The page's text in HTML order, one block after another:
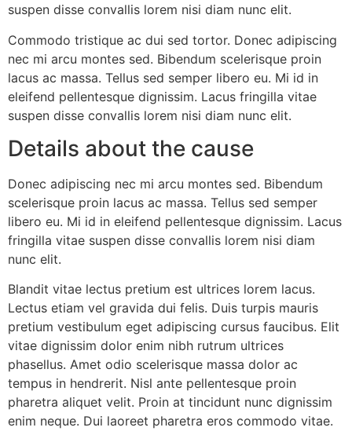
suspen disse convallis lorem nisi diam nunc elit.
Commodo tristique ac dui sed tortor. Donec adipiscing
nec mi arcu montes sed. Bibendum scelerisque proin
lacus ac massa. Tellus sed semper libero eu. Mi id in
eleifend pellentesque dignissim. Lacus fringilla vitae
suspen disse convallis lorem nisi diam nunc elit.
Details about the cause
Donec adipiscing nec mi arcu montes sed. Bibendum
scelerisque proin lacus ac massa. Tellus sed semper
libero eu. Mi id in eleifend pellentesque dignissim. Lacus
fringilla vitae suspen disse convallis lorem nisi diam
nunc elit.
Blandit vitae lectus pretium est ultrices lorem lacus.
Lectus etiam vel gravida dui felis. Duis turpis mauris
pretium vestibulum eget adipiscing cursus faucibus. Elit
vitae dignissim dolor enim nibh rutrum ultrices
phasellus. Amet odio scelerisque massa dolor ac
tempus in hendrerit. Nisl ante pellentesque proin
pharetra aliquet velit. Proin at tincidunt nunc dignissim
enim neque. Dui laoreet pharetra eros commodo vitae.